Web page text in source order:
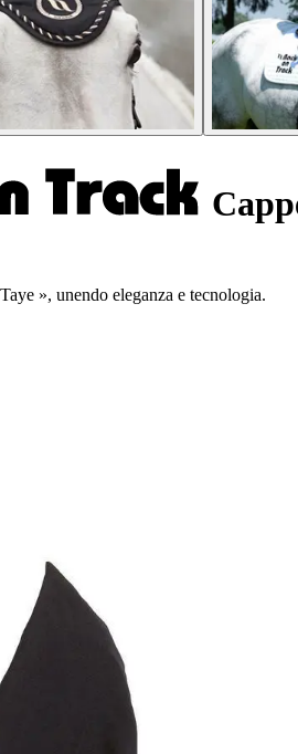
», unendo eleganza e tecnologia.